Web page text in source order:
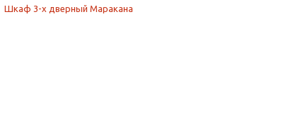
Шкаф 3-х дверный Маракана